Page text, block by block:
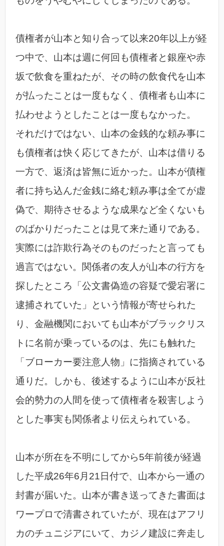
債権者が山本と知り合って以来20年以上が経
つ中で、山本は週に何回も債権者と銀座や赤
坂で飲食を重ねたが、その時の飲食代を山本
が払ったことは一度もなく、債権者も山本に
払わせようとしたことは一度もなかった。
それだけではない、山本の金銭的な頼み事に
も債権者は快く応じてきたが、山本は借りる
一方で、返済は皆無に近かった。山本が債権
者に持ち込んだ金銭に絡む頼み事は全てが虚
偽で、期待させるような成果など全くないも
のばかりだったことは見て来た通りである。
実際には詐欺行為そのものだったと言っても
過言ではない。関係者の友人が山本の行方を
探したところ「公文書偽造の容疑で愛宕署に
逮捕されていた」という情報が寄せられた
り、金融機関においても山本がブラックリス
トに名前が乗っているのは、先にも触れた
「ブローカー要注意人物」に指摘されている
通りだ。しかも、後述するように山本が反社
会的勢力の人間を使って債権者を殺害しよう
とした事実も関係者より伝えられている。
山本が所在を不明にしてから5年前後が経過
した平成26年6月21日付で、山本から一通の
封書が届いた。山本が書き送ってきた書面は
ワープロで清書されていたが、現在はアフリ
カのチュニジアにいて、カジノ建設に奔走し